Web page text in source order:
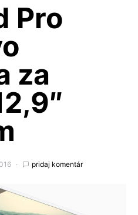
Pro
za
pridaj komentár